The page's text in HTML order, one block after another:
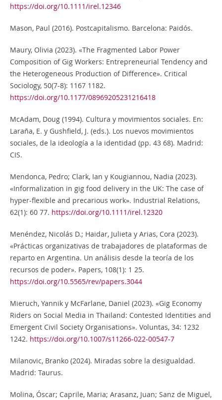
https://doi.org/10.1111/irel.12346
Mason, Paul (2016). Postcapitalismo. Barcelona: Paidós.
Maury, Olivia (2023). «The Fragmented Labor Power
Composition of Gig Workers: Entrepreneurial Tendency and
the Heterogeneous Production of Difference». Critical
Sociology, 50(7-8): 1167 1182.
https://doi.org/10.1177/08969205231216418
McAdam, Doug (1994). Cultura y movimientos sociales. En:
Laraña, E. y Gushfield, J. (eds.). Los nuevos movimientos
sociales, de la ideología a la identidad (pp. 43 68). Madrid:
CIS.
Mendonca, Pedro; Clark, Ian y Kougiannou, Nadia (2023).
«Informalization in gig food delivery in the UK: The case of
hyper-flexible and precarious work». Industrial Relations,
62(1): 60 77. https://doi.org/10.1111/irel.12320
Menéndez, Nicolás D.; Haidar, Julieta y Arias, Cora (2023).
«Prácticas organizativas de trabajadores de plataformas de
reparto en Argentina. Un análisis desde la teoría de los
recursos de poder». Papers, 108(1): 1 25.
https://doi.org/10.5565/rev/papers.3044
Mieruch, Yannik y McFarlane, Daniel (2023). «Gig Economy
Riders on Social Media in Thailand: Contested Identities and
Emergent Civil Society Organisations». Voluntas, 34: 1232
1242. https://doi.org/10.1007/s11266-022-00547-7
Milanovic, Branko (2024). Miradas sobre la desigualdad.
Madrid: Taurus.
Molina, Óscar; Caprile, Maria; Arasanz, Juan; Sanz de Miguel,